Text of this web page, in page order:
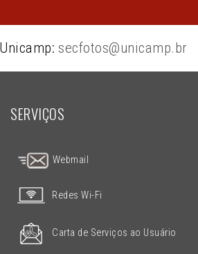
secfotos@unicamp.br
SERVIÇOS
Webmail
Redes Wi-Fi
Carta de Serviços ao Usuário